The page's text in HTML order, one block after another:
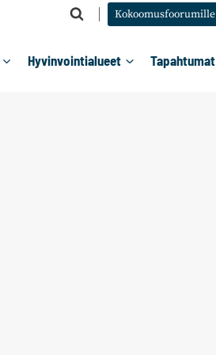
Kokoomusfoorumille
Hyvinvointialueet Tapahtumat